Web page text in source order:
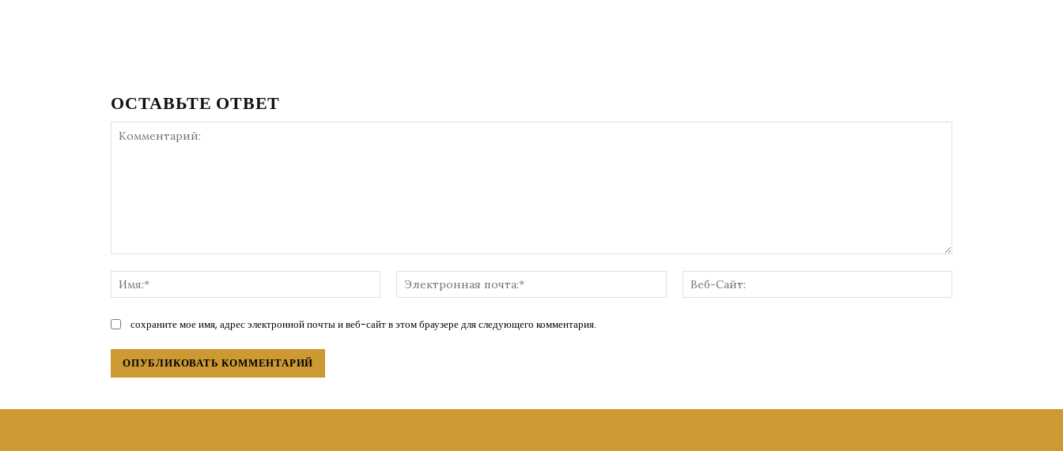
ОСТАВЬТЕ ОТВЕТ
Имя:*
Электронная
почта:*
Сайт:
сохраните мое имя, адрес электронной почты и веб-сайт в этом браузере для следующего комментария.